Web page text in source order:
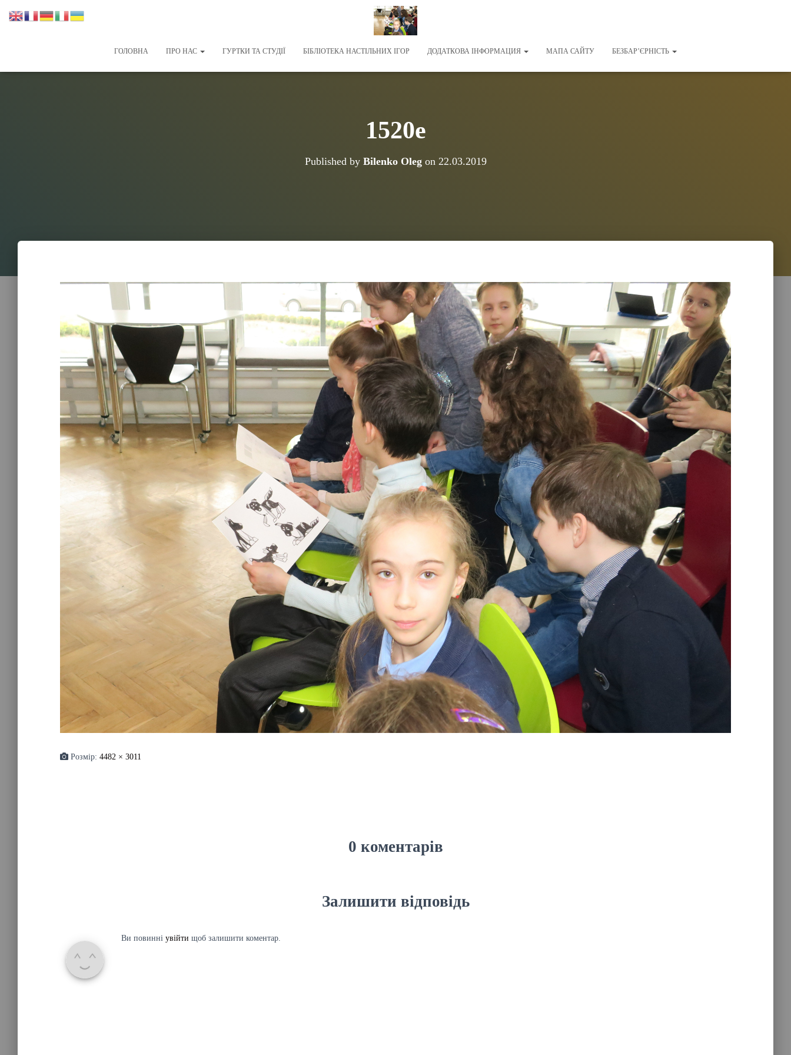
ГОЛОВНА ПРО НАС ГУРТКИ ТА СТУДІЇ БІБЛІОТЕКА НАСТІЛЬНИХ ІГОР ДОДАТКОВА ІНФОРМАЦИЯ МАПА САЙТУ БЕЗБАР’ЄРНІСТЬ
1520e
Published by Bilenko Olegon 22.03.2019
Розмір: 4482 × 3011
0 коментарів
Залишити відповідь
Ви повинні увійти щоб залишити коментар.